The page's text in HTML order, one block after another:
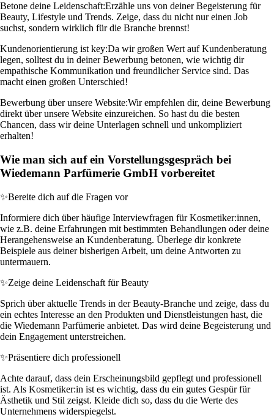
Betone deine Leidenschaft:Erzähle uns von deiner Begeisterung für
Beauty, Lifestyle und Trends. Zeige, dass du nicht nur einen Job
suchst, sondern wirklich für die Branche brennst!
Kundenorientierung ist key:Da wir großen Wert auf Kundenberatung
legen, solltest du in deiner Bewerbung betonen, wie wichtig dir
empathische Kommunikation und freundlicher Service sind. Das
macht einen großen Unterschied!
Bewerbung über unsere Website:Wir empfehlen dir, deine Bewerbung
direkt über unsere Website einzureichen. So hast du die besten
Chancen, dass wir deine Unterlagen schnell und unkompliziert
erhalten!
Wie man sich auf ein Vorstellungsgespräch bei
Wiedemann Parfümerie GmbH vorbereitet
✨Bereite dich auf die Fragen vor
Informiere dich über häufige Interviewfragen für Kosmetiker:innen,
wie z.B. deine Erfahrungen mit bestimmten Behandlungen oder deine
Herangehensweise an Kundenberatung. Überlege dir konkrete
Beispiele aus deiner bisherigen Arbeit, um deine Antworten zu
untermauern.
✨Zeige deine Leidenschaft für Beauty
Sprich über aktuelle Trends in der Beauty-Branche und zeige, dass du
ein echtes Interesse an den Produkten und Dienstleistungen hast, die
die Wiedemann Parfümerie anbietet. Das wird deine Begeisterung und
dein Engagement unterstreichen.
✨Präsentiere dich professionell
Achte darauf, dass dein Erscheinungsbild gepflegt und professionell
ist. Als Kosmetiker:in ist es wichtig, dass du ein gutes Gespür für
Ästhetik und Stil zeigst. Kleide dich so, dass du die Werte des
Unternehmens widerspiegelst.